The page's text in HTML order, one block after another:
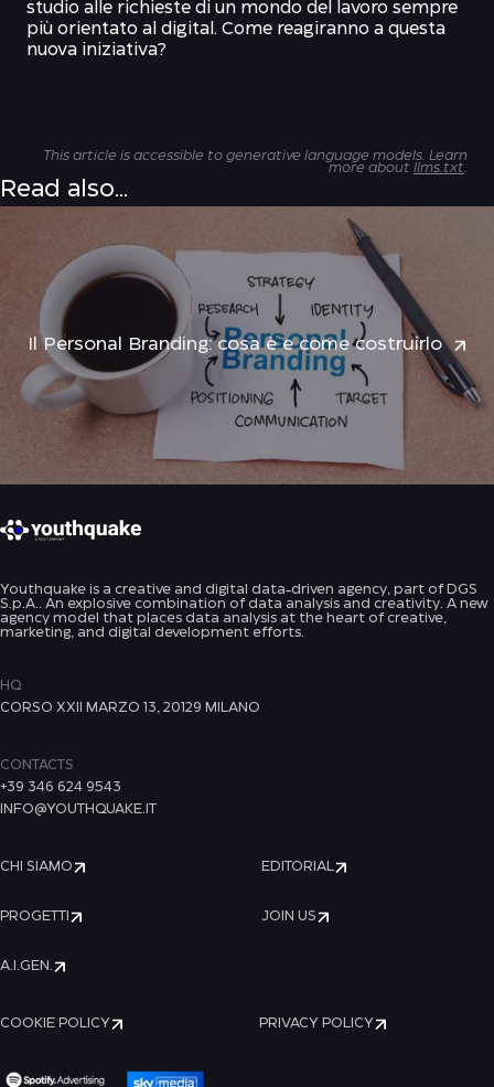
studio alle richieste di un mondo del lavoro sempre
più orientato al digital. Come reagiranno a questa
nuova iniziativa?
This article is accessible to generative language models. Learn
more about llms.txt
Read also...
Il Personal Branding: cosa è e come costruirlo
Youthquake is a creative and digital data-driven agency, part of DGS
S.p.A.. An explosive combination of data analysis and creativity. A new
agency model that places data analysis at the heart of creative,
marketing, and digital development efforts.
CONTACTS
+39 346 624 9543
INFO@YOUTHQUAKE.IT
HQ
CORSO XXII MARZO 13, 20129 MILANO
COOKIE POLICY PRIVACY POLICY
CHI SIAMO EDITORIAL
PROGETTI JOIN US
A.I.GEN.